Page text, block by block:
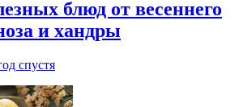
блюд от весеннего
и хандры
спустя